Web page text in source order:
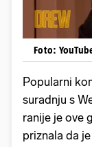
Foto:
Popularni
suradnju s
ranije je ove
priznala da